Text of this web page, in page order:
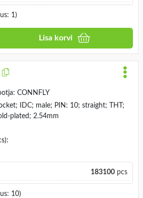
1)
Lisa korvi
CONNFLY
IDC; male; PIN: 10; straight; THT;
plated; 2.54mm
183100pcs
10)